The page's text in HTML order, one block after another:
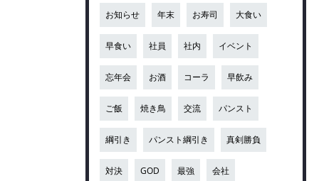
お知らせ 年末 お寿司 大食い
早食い 社員 社内 イベント
忘年会 お酒 コーラ 早飲み
ご飯 焼き鳥 交流 パンスト
綱引き パンスト綱引き 真剣勝負
対決 GOD 最強 会社